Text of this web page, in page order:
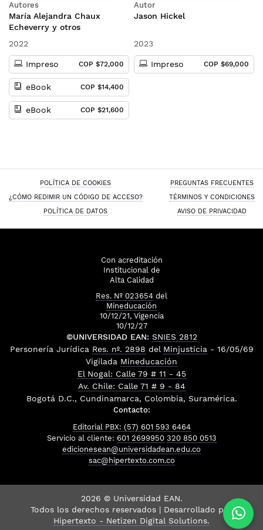
Autores
María Alejandra Chaux
Echeverry y otros
2022
Impreso COP $72,000
eBook COP $14,400
eBook COP $21,600
Autor
Jason Hickel
2023
Impreso COP $69,000
POLÍTICA DE COOKIES
PREGUNTAS FRECUENTES
¿CÓMO REDIMIR UN CÓDIGO DE ACCESO?
TÉRMINOS Y CONDICIONES
POLÍTICA DE DATOS
AVISO DE PRIVACIDAD
Con acreditación
Institucional de
Alta Calidad
Res. Nº 023654 del
Mineducación
10/12/21, Vigencia
10/12/27
©UNIVERSIDAD EAN: SNIES 2812
Personería Jurídica Res. nº. 2898 del Minjusticia - 16/05/69
Vigilada Mineducación
El Nogal: Calle 79 # 11 - 45
Av. Chile: Calle 71 # 9 - 84
Bogotá D.C., Cundinamarca, Colombia, Suramérica.
Contacto:
Editorial PBX: (57) 601 593 6464
Servicio al cliente: 601 2699950 320 850 0513
edicionesean@universidadean.edu.co
sac@hipertexto.com.co
2026 © Universidad EAN.
Todos los derechos reservados | Desarrollado por
Hipertexto - Netizen Digital Solutions.